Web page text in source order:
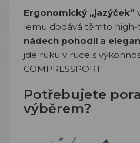
Ergonomický „jazýček”
lemu dodává těmto
nádech pohodlí a
jde ruku v ruce s
COMPRESSPORT.
Potřebujete
výběrem?